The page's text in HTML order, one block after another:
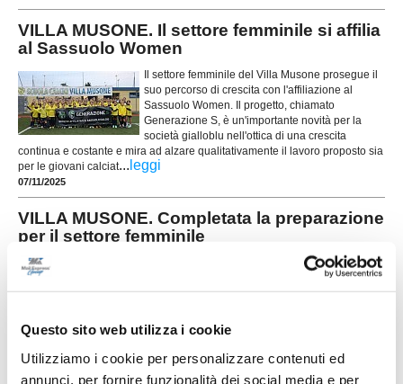
Questo sito web utilizza i cookie
Utilizziamo i cookie per personalizzare contenuti ed
annunci, per fornire funzionalità dei social media e per
VILLA MUSONE. Il settore femminile si affilia
al Sassuolo Women
Il settore femminile del Villa Musone prosegue il
suo percorso di crescita con l'affiliazione al
Sassuolo Women. Il progetto, chiamato
Generazione S, è un'importante novità per la
società gialloblu nell'ottica di una crescita
continua e costante e mira ad alzare qualitativamente il lavoro proposto sia
per le giovani calciat... leggi
07/11/2025
VILLA MUSONE. Completata la preparazione
per il settore femminile
Si è conclusa la fase di preparazione per il Villa Musone femminile. Uno
dei fiori all’occhiello del vivaio gialloblu ha completato questo primo step
stagionale, con l’intenso e proficuo lavoro impostato dalla neo
day femminili sono sempre stati molto
...leggi
19/09/2025
VILLA MUSONE. Alexandra Lecchi